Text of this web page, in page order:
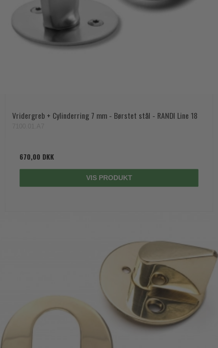
Vridergreb + Cylinderring 7 mm - Børstet stål - RANDI Line 18
670,00 DKK
VIS PRODUKT